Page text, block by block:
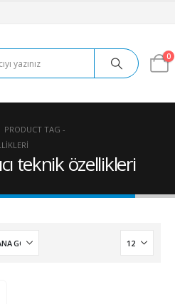
0
PRODUCT TAG -
teknik özellikleri